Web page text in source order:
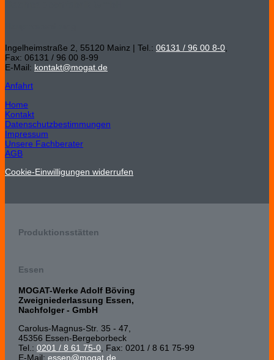
Ingelheimstraße 2, 55120 Mainz | Tel.: 06131 / 96 00 8-0
Fax: 06131 / 96 00 8-99
E-Mail: kontakt@mogat.de
Anfahrt
Home
Kontakt
Datenschutzbestimmungen
Impressum
Unsere Fachberater
AGB
Cookie-Einwilligungen widerrufen
Produktionsstätten
Essen
MOGAT-Werke Adolf Böving
Zweigniederlassung Essen,
Nachfolger - GmbH
Carolus-Magnus-Str. 35 - 47,
45356 Essen-Bergeborbeck
Tel.: 0201 / 8 61 75-0, Fax: 0201 / 8 61 75-99
E-Mail: essen@mogat.de